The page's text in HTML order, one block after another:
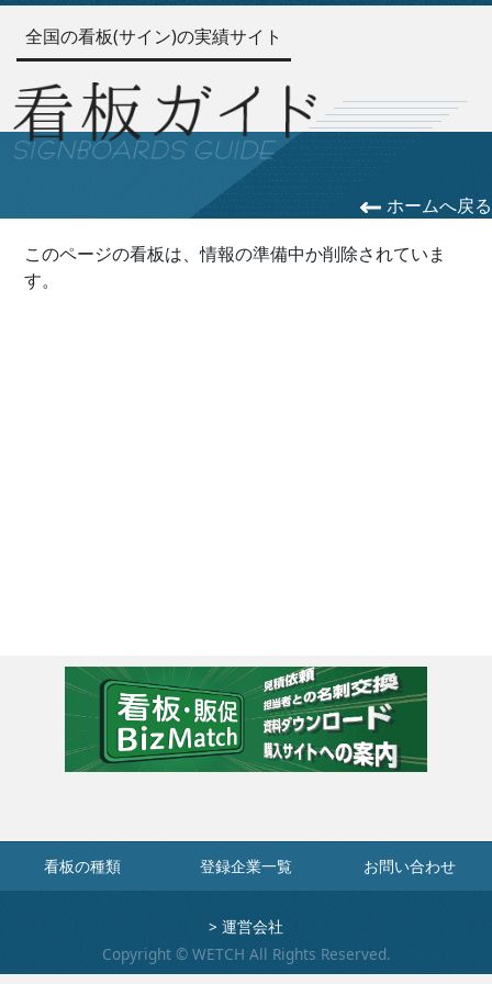
全国の看板(サイン)の実績サイト
ホームへ戻る
このページの看板は、情報の準備中か削除されていま
す。
看板の種類 登録企業一覧 お問い合わせ
> 運営会社
Copyright © WETCH All Rights Reserved.